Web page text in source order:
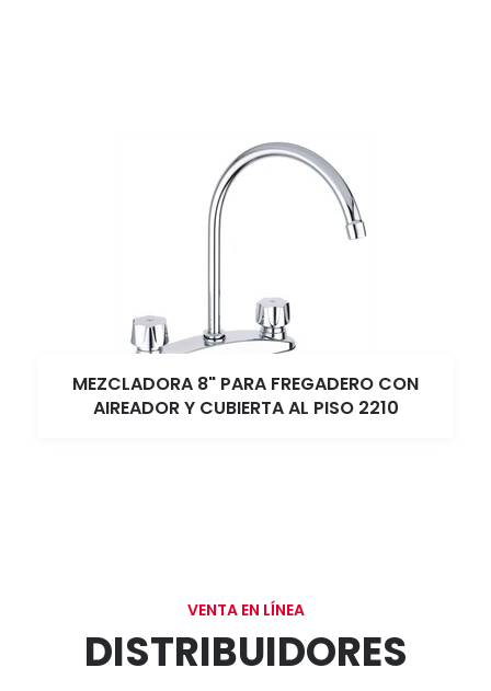
MEZCLADORA 8" PARA FREGADERO CON
AIREADOR Y CUBIERTA AL PISO 2210
VENTA EN LÍNEA
DISTRIBUIDORES